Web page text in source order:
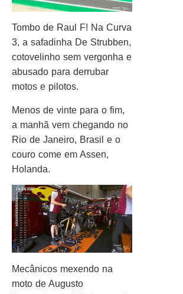
Tombo de Raul F! Na Curva
3, a safadinha De Strubben,
cotovelinho sem vergonha e
abusado para derrubar
motos e pilotos.
Menos de vinte para o fim,
a manhã vem chegando no
Rio de Janeiro, Brasil e o
couro come em Assen,
Holanda.
Mecânicos mexendo na
moto de Augusto